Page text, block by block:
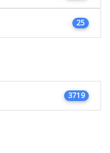
25
3719